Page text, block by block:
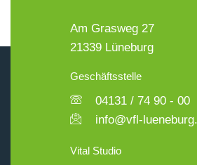
Am Grasweg 27
21339 Lüneburg
Geschäftsstelle
04131 / 74 90 - 00
info@vfl-
Vital Studio